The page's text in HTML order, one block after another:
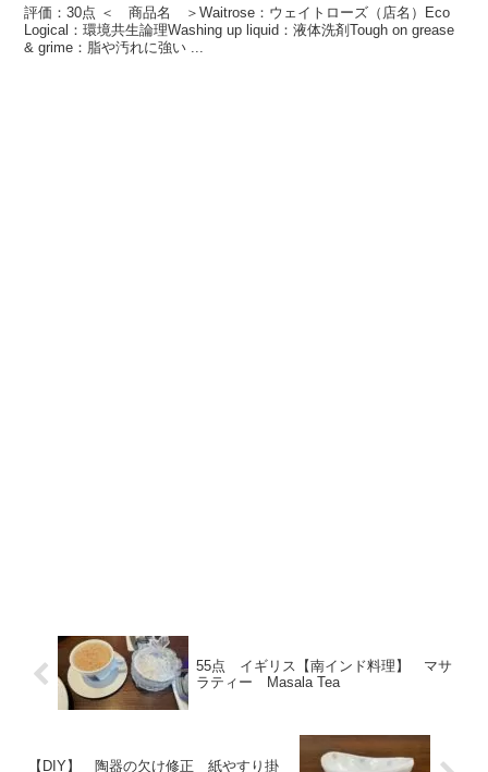
評価：30点 ＜ 商品名 ＞Waitrose：ウェイトローズ（店名）Eco
Logical：環境共生論理Washing up liquid：液体洗剤Tough on grease
& grime：脂や汚れに強い ...
55点 イギリス【南インド料理】 マサ
ラティー Masala Tea
【DIY】 陶器の欠け修正 紙やすり掛